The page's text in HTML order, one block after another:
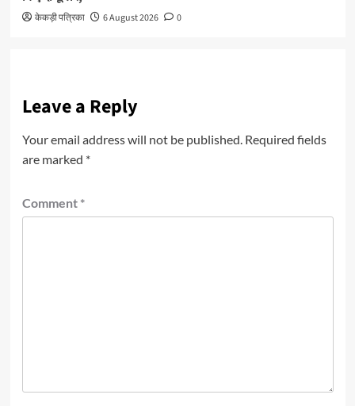
केकड़ी पत्रिका 6 August 2026 0
Leave a Reply
Your email address will not be published. Required fields
are marked *
Comment *